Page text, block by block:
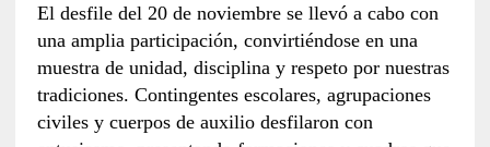
El desfile del 20 de noviembre se llevó a cabo con
una amplia participación, convirtiéndose en una
muestra de unidad, disciplina y respeto por nuestras
tradiciones. Contingentes escolares, agrupaciones
civiles y cuerpos de auxilio desfilaron con